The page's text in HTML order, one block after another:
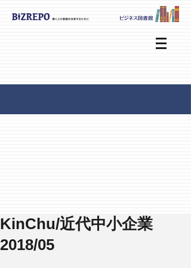
KinChu/近代中小企業
2018/05